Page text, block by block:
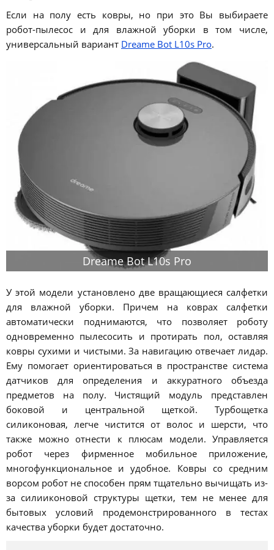
Если на полу есть ковры, но при это Вы выбираете
робот-пылесос и для влажной уборки в том числе,
универсальный вариант Dreame Bot L10s Pro.
Dreame Bot L10s Pro
У этой модели установлено две вращающиеся салфетки
для влажной уборки. Причем на коврах салфетки
автоматически поднимаются, что позволяет роботу
одновременно пылесосить и протирать пол, оставляя
ковры сухими и чистыми. За навигацию отвечает лидар.
Ему помогает ориентироваться в пространстве система
датчиков для определения и аккуратного объезда
предметов на полу. Чистящий модуль представлен
боковой и центральной щеткой. Турбощетка
силиконовая, легче чистится от волос и шерсти, что
также можно отнести к плюсам модели. Управляется
робот через фирменное мобильное приложение,
многофункциональное и удобное. Ковры со средним
ворсом робот не способен прям тщательно вычищать из-
за силииконовой структуры щетки, тем не менее для
бытовых условий продемонстрированного в тестах
качества уборки будет достаточно.